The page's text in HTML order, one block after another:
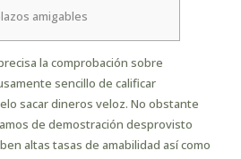
amigables
la comprobación sobre
sencillo de calificar
sacar dineros veloz. No obstante
de demostración desprovisto
altas tasas de amabilidad así­ como